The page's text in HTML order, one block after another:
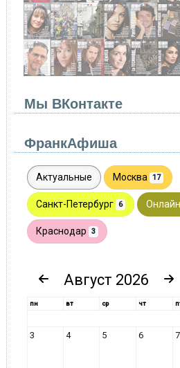
Мы ВКонтакте
ФранкАфиша